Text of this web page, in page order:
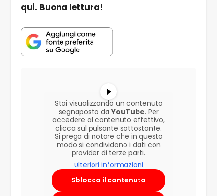
qui. Buona lettura!
Stai visualizzando un contenuto
segnaposto daYouTube. Per
accedere al contenuto effettivo,
clicca sul pulsante sottostante.
Si prega di notare che in questo
modo si condividono i dati con
provider di terze parti.
Ulteriori informazioni
Sblocca il contenuto